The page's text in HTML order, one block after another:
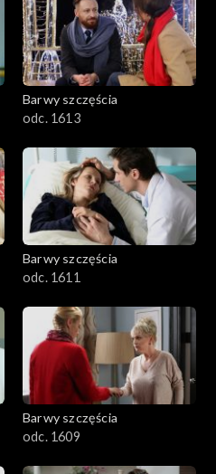
Barwy szczęścia
odc. 1613
Barwy szczęścia
odc. 1611
Barwy szczęścia
odc. 1609